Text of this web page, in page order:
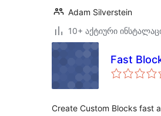
Adam Silverstein
10+ აქტიური
Fast
Create Custom Blocks fast